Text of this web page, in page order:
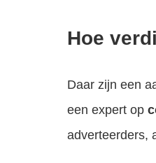
Hoe
Daar zijn een
een expert op
adverteerders,